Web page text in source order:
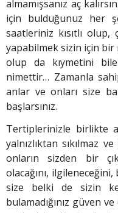
almamışsanız aç
için bulduğunuz her
saatleriniz kısıtlı
yapabilmek sizin için
olup da kıymetini
nimettir… Zamanla
anlar ve onları size
başlarsınız.
Tertiplerinizle birlikte
yalnızlıktan sıkılmaz
onların sizden bir
olacağını,
size belki de sizin
bulamadığınız güven